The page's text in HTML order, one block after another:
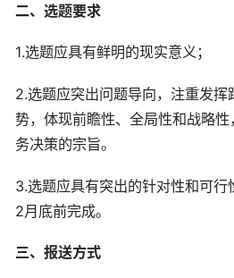
二、选题要求
1.选题应具有鲜明的现实意义；
2.选题应突出问题导向，注重发
势，体现前瞻性、全局性和战略
务决策的宗旨。
3.选题应具有突出的针对性和可
2月底前完成。
三、报送方式